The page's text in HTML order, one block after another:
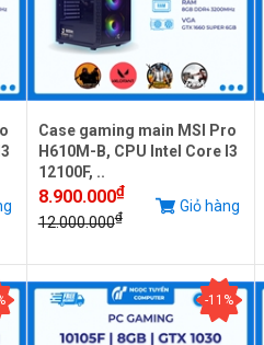
Case gaming main MSI Pro
H610M-B, CPU Intel Core I3
12100F, ..
8.900.000₫
12.000.000₫
Giỏ hàng
-11%